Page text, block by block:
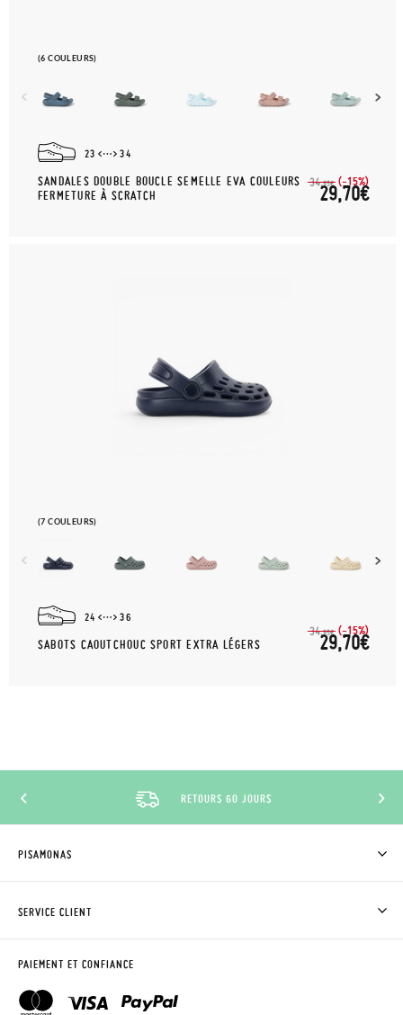
(6 COULEURS)
23 34
SANDALES DOUBLE BOUCLE SEMELLE EVA COULEURS
FERMETURE À SCRATCH
34,95€ (-15%)
29,70€
(7 COULEURS)
24 36
SABOTS CAOUTCHOUC SPORT EXTRA LÉGERS
34,95€ (-15%)
29,70€
RETOURS 60 JOURS
PISAMONAS
CLUB PISAMONAS
BLOG & NEWS
SERVICE CLIENT
DEMANDER RETOUR
CONTACT
PAIEMENT ET CONFIANCE